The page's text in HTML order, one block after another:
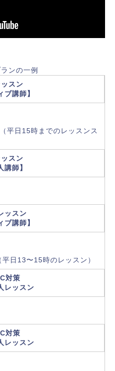
ンの一例
スン
ブ講師】
平日15時までのレッスンス
スン
講師】
ッスン
ブ講師】
日13〜15時のレッスン）
対策
レッスン
対策
レッスン